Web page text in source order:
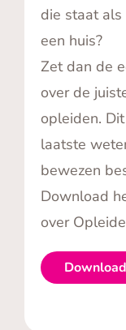
die staat als
een huis?
Zet dan de
over de
opleiden.
laatste
bewezen
Download
over